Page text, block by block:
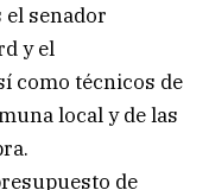
senador
y el
como técnicos de
local y de las
de